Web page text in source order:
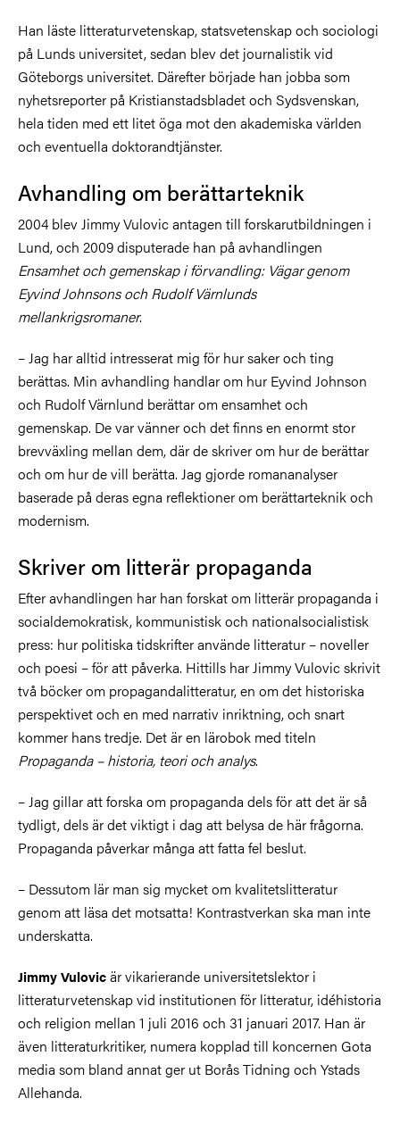
Han läste litteraturvetenskap, statsvetenskap och sociologi
på Lunds universitet, sedan blev det journalistik vid
Göteborgs universitet. Därefter började han jobba som
nyhetsreporter på Kristianstadsbladet och Sydsvenskan,
hela tiden med ett litet öga mot den akademiska världen
och eventuella doktorandtjänster.
Avhandling om berättarteknik
2004 blev Jimmy Vulovic antagen till forskarutbildningen i
Lund, och 2009 disputerade han på avhandlingen
Ensamhet och gemenskap i förvandling: Vägar genom
Eyvind Johnsons och Rudolf Värnlunds
mellankrigsromaner.
– Jag har alltid intresserat mig för hur saker och ting
berättas. Min avhandling handlar om hur Eyvind Johnson
och Rudolf Värnlund berättar om ensamhet och
gemenskap. De var vänner och det finns en enormt stor
brevväxling mellan dem, där de skriver om hur de berättar
och om hur de vill berätta. Jag gjorde romananalyser
baserade på deras egna reflektioner om berättarteknik och
modernism.
Skriver om litterär propaganda
Efter avhandlingen har han forskat om litterär propaganda i
socialdemokratisk, kommunistisk och nationalsocialistisk
press: hur politiska tidskrifter använde litteratur – noveller
och poesi – för att påverka. Hittills har Jimmy Vulovic skrivit
två böcker om propagandalitteratur, en om det historiska
perspektivet och en med narrativ inriktning, och snart
kommer hans tredje. Det är en lärobok med titeln
Propaganda – historia, teori och analys.
– Jag gillar att forska om propaganda dels för att det är så
tydligt, dels är det viktigt i dag att belysa de här frågorna.
Propaganda påverkar många att fatta fel beslut.
– Dessutom lär man sig mycket om kvalitetslitteratur
genom att läsa det motsatta! Kontrastverkan ska man inte
underskatta.
Jimmy Vulovicär vikarierande universitetslektor i
litteraturvetenskap vid institutionen för litteratur, idéhistoria
och religion mellan 1 juli 2016 och 31 januari 2017. Han är
även litteraturkritiker, numera kopplad till koncernen Gota
media som bland annat ger ut Borås Tidning och Ystads
Allehanda.